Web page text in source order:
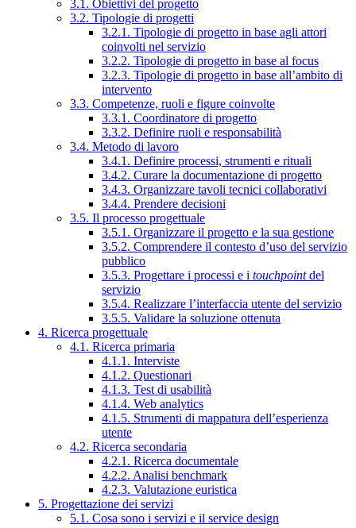
3.1. Obiettivi del progetto
3.2. Tipologie di progetti
3.2.1. Tipologie di progetto in base agli attori
coinvolti nel servizio
3.2.2. Tipologie di progetto in base al focus
3.2.3. Tipologie di progetto in base all’ambito di
intervento
3.3. Competenze, ruoli e figure coinvolte
3.3.1. Coordinatore di progetto
3.3.2. Definire ruoli e responsabilità
3.4. Metodo di lavoro
3.4.1. Definire processi, strumenti e rituali
3.4.2. Curare la documentazione di progetto
3.4.3. Organizzare tavoli tecnici collaborativi
3.4.4. Prendere decisioni
3.5. Il processo progettuale
3.5.1. Organizzare il progetto e la sua gestione
3.5.2. Comprendere il contesto d’uso del servizio
pubblico
3.5.3. Progettare i processi e i touchpointdel
servizio
3.5.4. Realizzare l’interfaccia utente del servizio
3.5.5. Validare la soluzione ottenuta
4. Ricerca progettuale
4.1. Ricerca primaria
4.1.1. Interviste
4.1.2. Questionari
4.1.3. Test di usabilità
4.1.4. Web analytics
4.1.5. Strumenti di mappatura dell’esperienza
utente
4.2. Ricerca secondaria
4.2.1. Ricerca documentale
4.2.2. Analisi benchmark
4.2.3. Valutazione euristica
5. Progettazione dei servizi
5.1. Cosa sono i servizi e il service design